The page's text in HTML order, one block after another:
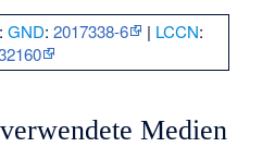
GND:2017338-6 | LCCN:
Medien